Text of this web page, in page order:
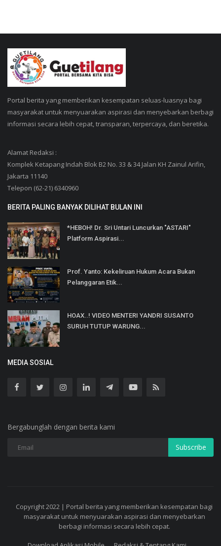
Portal berita yang memberikan kesempatan seluas-luasnya bagi
masyarakat untuk menyuarakan aspirasi dan menyebarkan berbagi
informasi secara lebih cepat, transparan, terpercaya, dan beretika.
Alamat Redaksi :
Komplek Ketapang Indah Blok B2 No. 33 & 34 Jalan KH Zainul Arifin,
Jakarta 11140
Telepon (62-21) 6340960
BERITA PALING BANYAK DILIHAT BULAN INI
*HEBOH! Dr. Sri Untari Luncurkan "ASTARI"
Platform Aspirasi...
Prof. Yanto: Kekeliruan Hukum Acara Bukan
Pelanggaran Etik...
HOAX..! VIDEO MENTERI YANDRI SUSANTO
SURUH TUTUP WARUNG...
MEDIA SOSIAL
Bergabunglah dengan berita kami
Subscribe
Copyright 2022 | Portal berita yang memberikan kesempatan bagi
masyarakat untuk menyuarakan aspirasi dan menyebarkan
berbagi informasi secara lebih cepat.